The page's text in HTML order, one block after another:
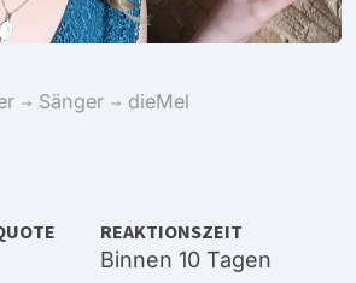
Sänger dieMel
REAKTIONSZEIT
Binnen 10 Tagen